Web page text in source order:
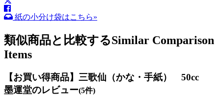
紙の小分け袋はこちら»
類似商品と比較するSimilar Comparison
Items
【お買い得商品】三歌仙（かな・手紙） 50cc
墨運堂のレビュー(5件)